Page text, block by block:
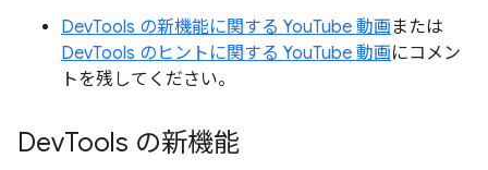
DevTools の新機能に関する YouTube 動画 または
DevTools のヒントに関する YouTube 動画にコメン
トを残してください。
DevTools の新機能